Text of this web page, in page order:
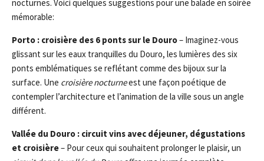
nocturnes. Voici quelques suggestions pour une balade en soirée
mémorable:
Porto : croisière des 6 ponts sur le Douro– Imaginez-vous
glissant sur les eaux tranquilles du Douro, les lumières des six
ponts emblématiques se reflétant comme des bijoux sur la
surface. Une croisière nocturneest une façon poétique de
contempler l’architecture et l’animation de la ville sous un angle
différent.
Vallée du Douro : circuit vins avec déjeuner, dégustations
et croisière– Pour ceux qui souhaitent prolonger le plaisir, un